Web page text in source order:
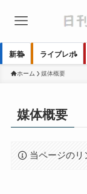
新着 ライブレポ
ホーム 媒体概要
媒体概要
当ページのリ